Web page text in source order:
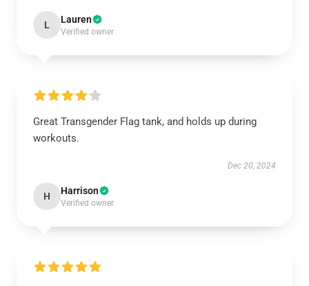
L Lauren
Verified owner
Great Transgender Flag tank, and holds up during
workouts.
Dec 20, 2024
H Harrison
Verified owner